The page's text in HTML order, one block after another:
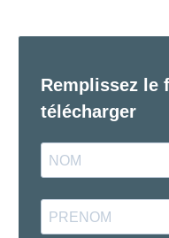
Remplissez le
télécharger